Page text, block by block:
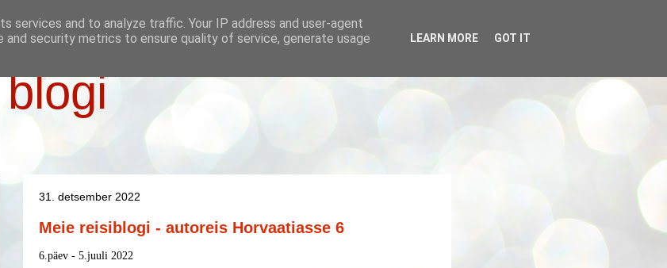
31. detsember 2022
Meie reisiblogi - autoreis Horvaatiasse 6
6.päev - 5.juuli 2022
services and to analyze traffic. Your IP address and user-agent
and security metrics to ensure quality of service, generate usage
LEARN MORE GOT IT